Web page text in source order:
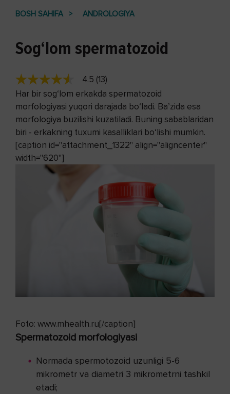
BOSH SAHIFA ANDROLOGIYA
Sog‘lom spermatozoid
4.5 (13)
Har bir sog‘lom erkakda spermatozoid
morfologiyasi yuqori darajada bo‘ladi. Ba’zida esa
morfologiya buzilishi kuzatiladi. Buning sabablaridan
biri - erkakning tuxumi kasalliklari bo‘lishi mumkin.
[caption id="attachment_1322" align="aligncenter"
width="620"]
Foto: www.mhealth.ru[/caption]
Spermatozoid morfologiyasi
Normada spermotozoid uzunligi 5-6
mikrometr va diametri 3 mikrometrni tashkil
etadi;